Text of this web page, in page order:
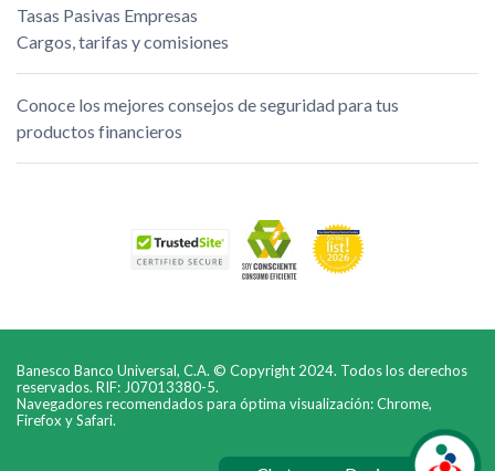
Tasas Pasivas Empresas
Cargos, tarifas y comisiones
Conoce los mejores consejos de seguridad para tus
productos financieros
Banesco Banco Universal, C.A. © Copyright 2024. Todos los derechos
reservados. RIF: J07013380-5.
Navegadores recomendados para óptima visualización: Chrome,
Firefox y Safari.